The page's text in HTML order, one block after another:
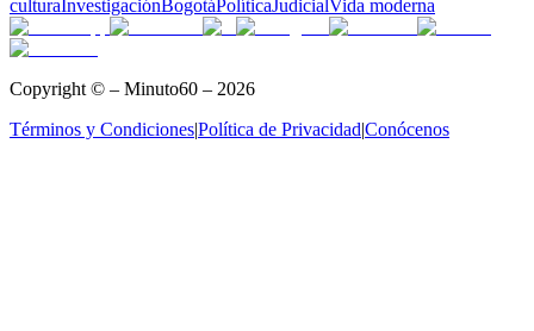
culturaInvestigaciónBogotáPolíticaJudicialVida moderna
Copyright © – Minuto60 – 2026
Términos y Condiciones|Política de Privacidad|Conócenos